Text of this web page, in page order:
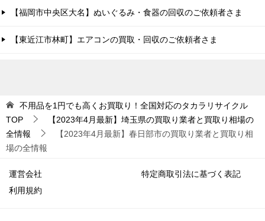
【福岡市中央区大名】ぬいぐるみ・食器の回収のご依頼者さま
【東近江市林町】エアコンの買取・回収のご依頼者さま
不用品を1円でも高くお買取り！全国対応のタカラリサイクル
TOP
【2023年4月最新】埼玉県の買取り業者と買取り相場の
全情報
【2023年4月最新】春日部市の買取り業者と買取り相
場の全情報
運営会社
特定商取引法に基づく表記
利用規約